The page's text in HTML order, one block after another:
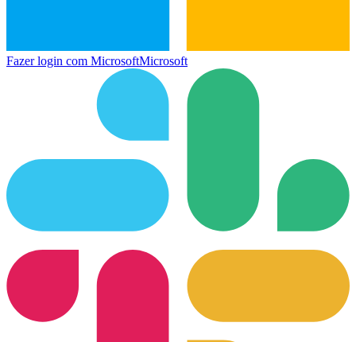
Fazer login com MicrosoftMicrosoft